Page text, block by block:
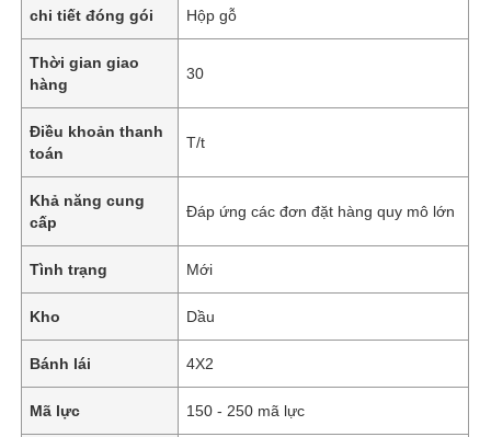
chi tiết đóng gói Hộp gỗ
Thời gian giao
hàng
30
Điều khoản thanh
toán
T/t
Khả năng cung
cấp
Đáp ứng các đơn đặt hàng quy mô lớn
Tình trạng Mới
Kho Dầu
Bánh lái 4X2
Mã lực 150 - 250 mã lực